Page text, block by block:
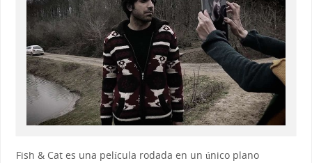
Fish & Cat es una película rodada en un único plano